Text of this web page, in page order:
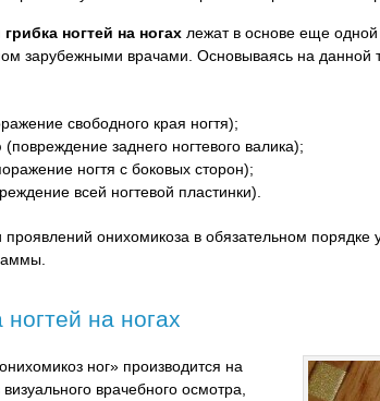
грибка ногтей на ногах лежат в основе еще
зарубежными врачами. Основываясь на данной
свободного края ногтя);
заднего ногтевого валика);
ногтя с боковых сторон);
всей ногтевой пластинки).
онихомикоза в обязательном порядке
на ногах
ног» производится на
врачебного осмотра,